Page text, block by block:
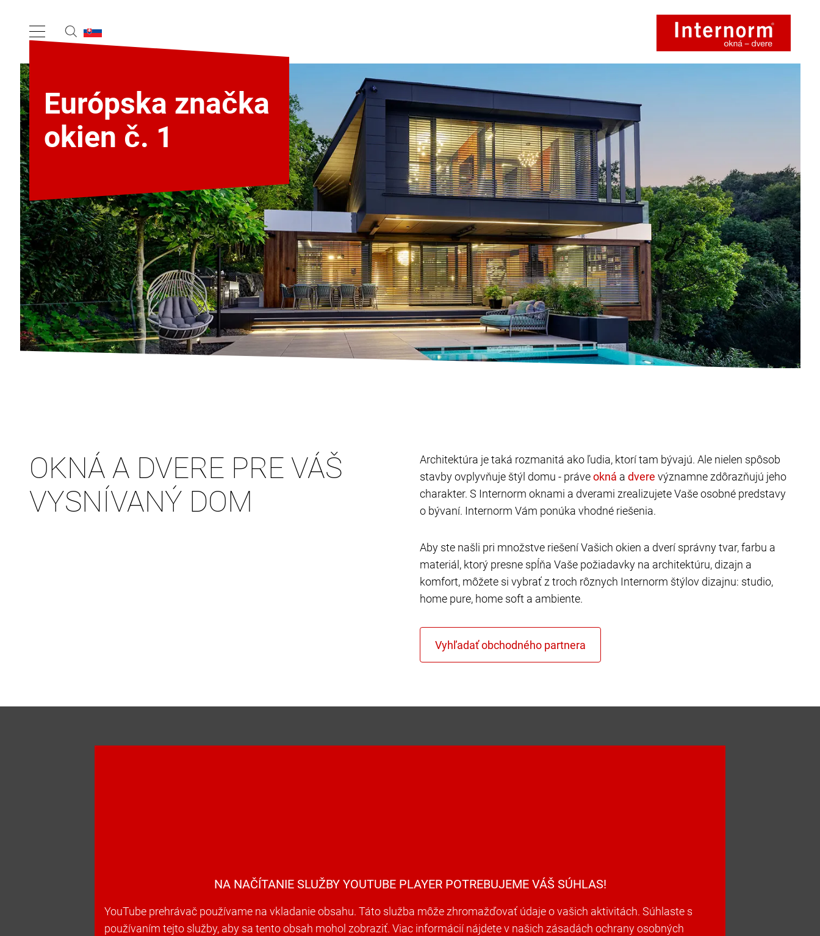
Európska značka
okien č. 1
OKNÁ A DVERE PRE VÁŠ
VYSNÍVANÝ DOM
Architektúra je taká rozmanitá ako ľudia, ktorí tam bývajú. Ale nielen spôsob
stavby ovplyvňuje štýl domu - práve
a
významne zdôrazňujú jeho
charakter. S Internorm oknami a dverami zrealizujete Vaše osobné predstavy
o bývaní. Internorm Vám ponúka vhodné riešenia.
Aby ste našli pri množstve riešení Vašich okien a dverí správny tvar, farbu a
materiál, ktorý presne spĺňa Vaše požiadavky na architektúru, dizajn a
komfort, môžete si vybrať z troch rôznych Internorm štýlov dizajnu: studio,
home pure, home soft a ambiente.
NA NAČÍTANIE SLUŽBY YOUTUBE PLAYER POTREBUJEME VÁŠ SÚHLAS!
YouTube prehrávač používame na vkladanie obsahu. Táto služba môže zhromažďovať údaje o vašich aktivitách. Súhlaste s
používaním tejto služby, aby sa tento obsah mohol zobraziť. Viac informácií nájdete v našich zásadách ochrany osobných